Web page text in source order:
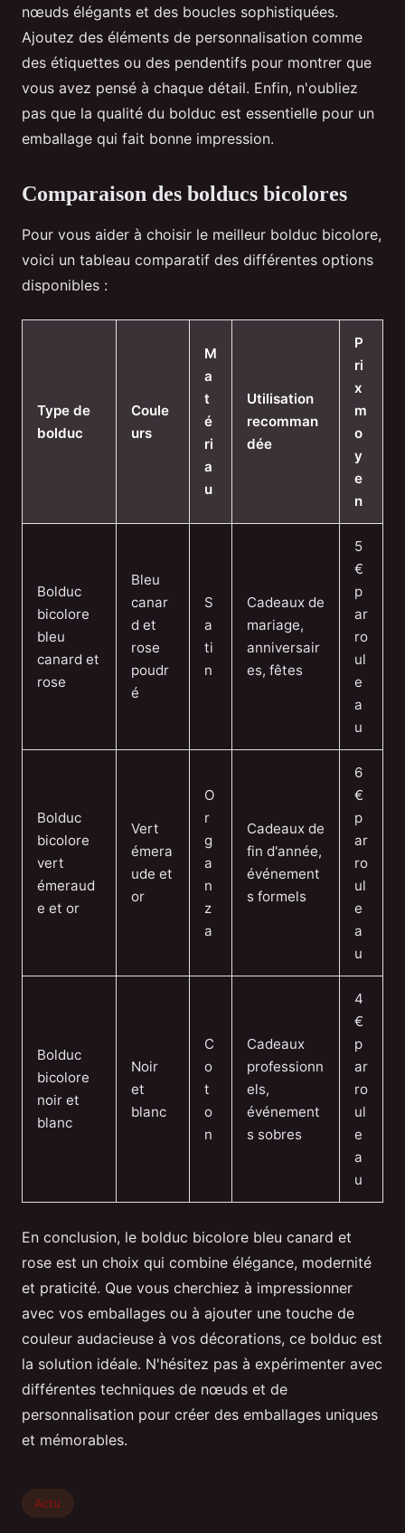
nœuds élégants et des boucles sophistiquées.
Ajoutez des éléments de personnalisation comme
des étiquettes ou des pendentifs pour montrer que
vous avez pensé à chaque détail. Enfin, n'oubliez
pas que la qualité du bolduc est essentielle pour un
emballage qui fait bonne impression.
Comparaison des bolducs bicolores
Pour vous aider à choisir le meilleur bolduc bicolore,
voici un tableau comparatif des différentes options
disponibles :
Type de
bolduc
Coule
urs
M
a
t
é
ri
a
u
Utilisation
recomman
dée
P
ri
x
m
o
y
e
n
Bolduc
bicolore
bleu
canard et
rose
Bleu
canar
d et
rose
poudr
é
S
a
ti
n
Cadeaux de
mariage,
anniversair
es, fêtes
5
€
p
ar
ro
ul
e
a
u
Bolduc
bicolore
vert
émeraud
e et or
Vert
émera
ude et
or
O
r
g
a
n
z
a
Cadeaux de
fin d'année,
événement
s formels
6
€
p
ar
ro
ul
e
a
u
Bolduc
bicolore
noir et
blanc
Noir
et
blanc
C
o
t
o
n
Cadeaux
professionn
els,
événement
s sobres
4
€
p
ar
ro
ul
e
a
u
En conclusion, le bolduc bicolore bleu canard et
rose est un choix qui combine élégance, modernité
et praticité. Que vous cherchiez à impressionner
avec vos emballages ou à ajouter une touche de
couleur audacieuse à vos décorations, ce bolduc est
la solution idéale. N'hésitez pas à expérimenter avec
différentes techniques de nœuds et de
personnalisation pour créer des emballages uniques
et mémorables.
Actu